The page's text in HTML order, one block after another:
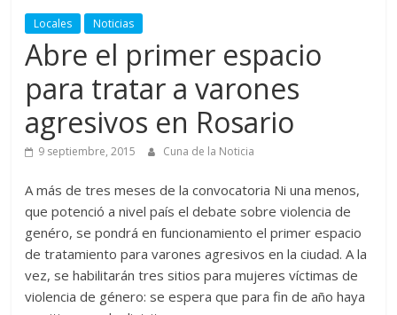
Locales Noticias
Abre el primer espacio
para tratar a varones
agresivos en Rosario
9 septiembre, 2015 Cuna de la Noticia
A más de tres meses de la convocatoria Ni una menos,
que potenció a nivel país el debate sobre violencia de
genéro, se pondrá en funcionamiento el primer espacio
de tratamiento para varones agresivos en la ciudad. A la
vez, se habilitarán tres sitios para mujeres víctimas de
violencia de género: se espera que para fin de año haya